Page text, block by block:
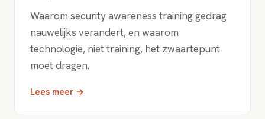
Waarom security awareness training gedrag
nauwelijks verandert, en waarom
technologie, niet training, het zwaartepunt
moet dragen.
Lees meer →